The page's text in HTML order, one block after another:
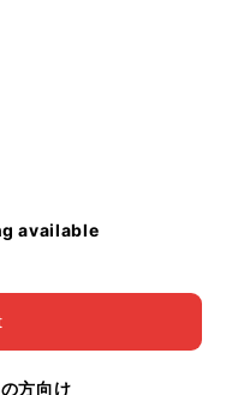
available
方向け